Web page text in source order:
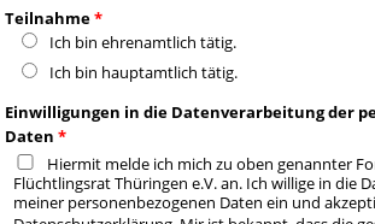
Teilnahme*
Ich bin ehrenamtlich tätig.
Ich bin hauptamtlich tätig.
Einwilligungen in die Datenverarbeitung der
Daten*
Hiermit melde ich mich zu oben genannter
Flüchtlingsrat Thüringen e.V. an. Ich willige in die
meiner personenbezogenen Daten ein und